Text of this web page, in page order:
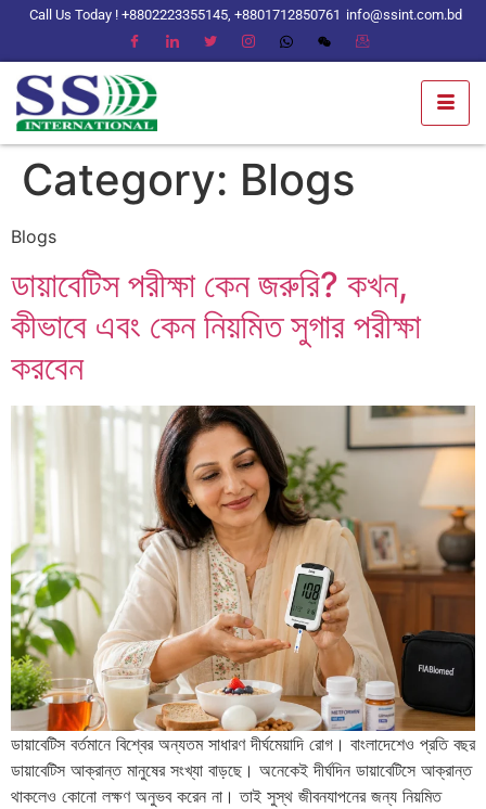
Call Us Today ! +8802223355145, +8801712850761 info@ssint.com.bd
Category: Blogs
Blogs
ডায়াবেটিস পরীক্ষা কেন জরুরি? কখন,
কীভাবে এবং কেন নিয়মিত সুগার পরীক্ষা
করবেন
ডায়াবেটিস বর্তমানে বিশ্বের অন্যতম সাধারণ দীর্ঘমেয়াদি রোগ। বাংলাদেশেও প্রতি বছর
ডায়াবেটিস আক্রান্ত মানুষের সংখ্যা বাড়ছে। অনেকেই দীর্ঘদিন ডায়াবেটিসে আক্রান্ত
থাকলেও কোনো লক্ষণ অনুভব করেন না। তাই সুস্থ জীবনযাপনের জন্য নিয়মিত